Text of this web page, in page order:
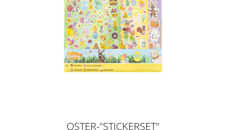
OSTER-"STICKERSET"